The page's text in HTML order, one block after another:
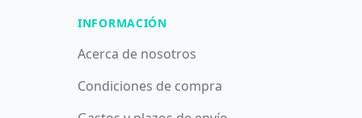
INFORMACIÓN
Acerca de nosotros
Condiciones de compra